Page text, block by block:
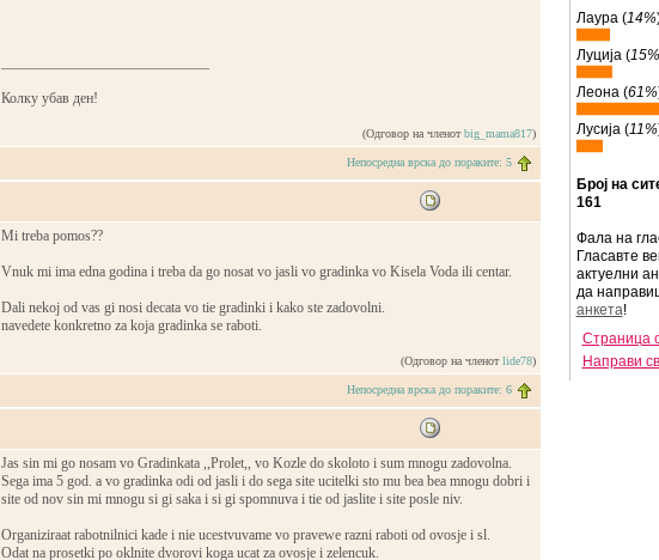
Колку убав ден!
(Одговор на членотbig_mama817)
Непосредна врска до пораките: 5
Mi treba pomos??
Vnuk mi ima edna godina i treba da go nosat vo jasli vo gradinka vo Kisela Voda ili centar.
Dali nekoj od vas gi nosi decata vo tie gradinki i kako ste zadovolni.
navedete konkretno za koja gradinka se raboti.
(Одговор на членотlide78)
Непосредна врска до пораките: 6
Jas sin mi go nosam vo Gradinkata ,,Prolet,, vo Kozle do skoloto i sum mnogu zadovolna.
Sega ima 5 god. a vo gradinka odi od jasli i do sega site ucitelki sto mu bea bea mnogu dobri i
site od nov sin mi mnogu si gi saka i si gi spomnuva i tie od jaslite i site posle niv.
Organiziraat rabotnilnici kade i nie ucestvuvame vo pravewe razni raboti od ovosje i sl.
Odat na prosetki po oklnite dvorovi koga ucat za ovosje i zelencuk.
Лаура (14%
Луција (15%
Леона (61%
Лусија (11%
Број на
161
Фала на
Гласавте
актуелни
да
анкета!
Страница
Направи